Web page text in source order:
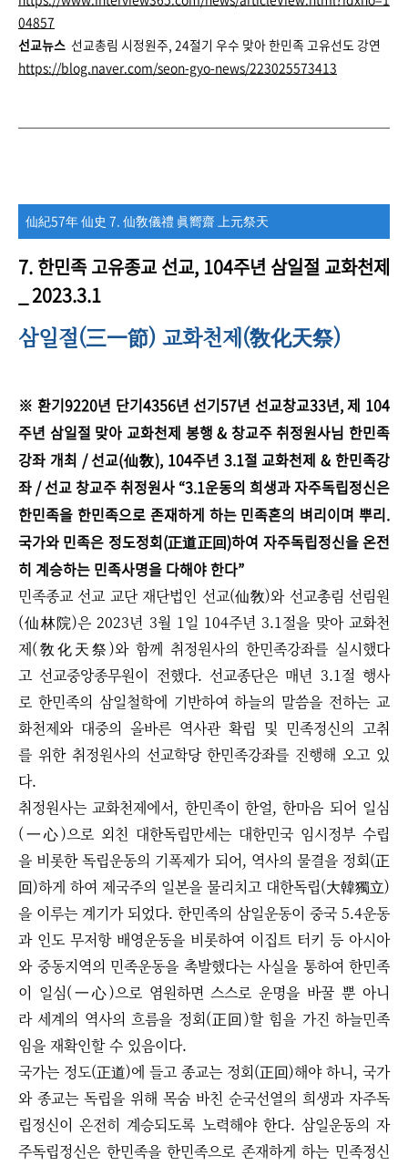
04857
선교뉴스 선교총림 시정원주, 24절기 우수 맞아 한민족 고유선도 강연
https://blog.naver.com/seon-gyo-news/223025573413
仙紀57年 仙史 7. 仙敎儀禮 眞嚮齋 上元祭天
7. 한민족 고유종교 선교, 104주년 삼일절 교화천제
_ 2023.3.1
삼일절(三一節) 교화천제(敎化天祭)
※ 환기9220년 단기4356년 선기57년 선교창교33년, 제 104
주년 삼일절 맞아 교화천제 봉행 & 창교주 취정원사님 한민족
강좌 개최 / 선교(仙敎), 104주년 3.1절 교화천제 & 한민족강
좌 / 선교 창교주 취정원사 “3.1운동의 희생과 자주독립정신은
한민족을 한민족으로 존재하게 하는 민족혼의 벼리이며 뿌리.
국가와 민족은 정도정회(正道正回)하여 자주독립정신을 온전
히 계승하는 민족사명을 다해야 한다”
민족종교 선교 교단 재단법인 선교(仙敎)와 선교총림 선림원
(仙林院)은 2023년 3월 1일 104주년 3.1절을 맞아 교화천
제(敎化天祭)와 함께 취정원사의 한민족강좌를 실시했다
고 선교중앙종무원이 전했다. 선교종단은 매년 3.1절 행사
로 한민족의 삼일철학에 기반하여 하늘의 말씀을 전하는 교
화천제와 대중의 올바른 역사관 확립 및 민족정신의 고취
를 위한 취정원사의 선교학당 한민족강좌를 진행해 오고 있
다.
취정원사는 교화천제에서, 한민족이 한얼, 한마음 되어 일심
(一心)으로 외친 대한독립만세는 대한민국 임시정부 수립
을 비롯한 독립운동의 기폭제가 되어, 역사의 물결을 정회(正
回)하게 하여 제국주의 일본을 물리치고 대한독립(大韓獨立)
을 이루는 계기가 되었다. 한민족의 삼일운동이 중국 5.4운동
과 인도 무저항 배영운동을 비롯하여 이집트 터키 등 아시아
와 중동지역의 민족운동을 촉발했다는 사실을 통하여 한민족
이 일심(一心)으로 염원하면 스스로 운명을 바꿀 뿐 아니
라 세계의 역사의 흐름을 정회(正回)할 힘을 가진 하늘민족
임을 재확인할 수 있음이다.
국가는 정도(正道)에 들고 종교는 정회(正回)해야 하니, 국가
와 종교는 독립을 위해 목숨 바친 순국선열의 희생과 자주독
립정신이 온전히 계승되도록 노력해야 한다. 삼일운동의 자
주독립정신은 한민족을 한민족으로 존재하게 하는 민족정신